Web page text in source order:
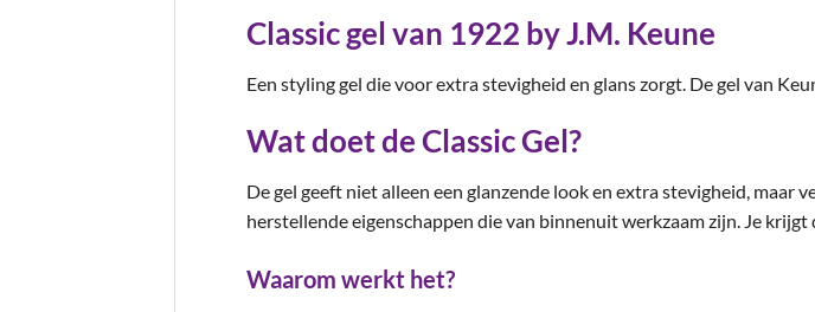
Classic gel van 1922 by J.M. Keune
Een styling gel die voor extra stevigheid en glans zorgt. De gel van
Wat doet de Classic Gel?
De gel geeft niet alleen een glanzende look en extra stevigheid,
herstellende eigenschappen die van binnenuit werkzaam zijn. Je
Waarom werkt het?